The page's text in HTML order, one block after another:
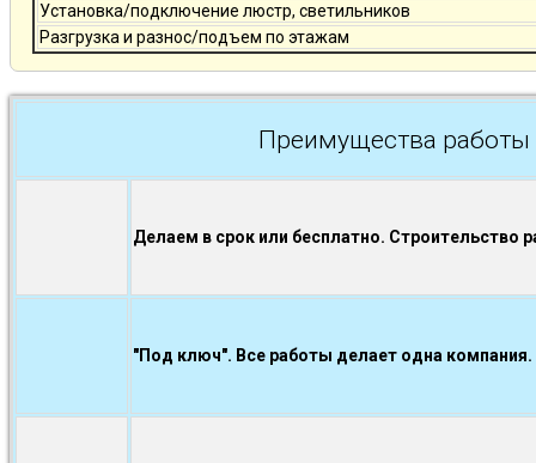
Установка/подключение люстр, светильников
Разгрузка и разнос/подъем по этажам
Преимущества
Делаем в срок или бесплатно. Строительство
"Под ключ". Все работы делает одна компания.